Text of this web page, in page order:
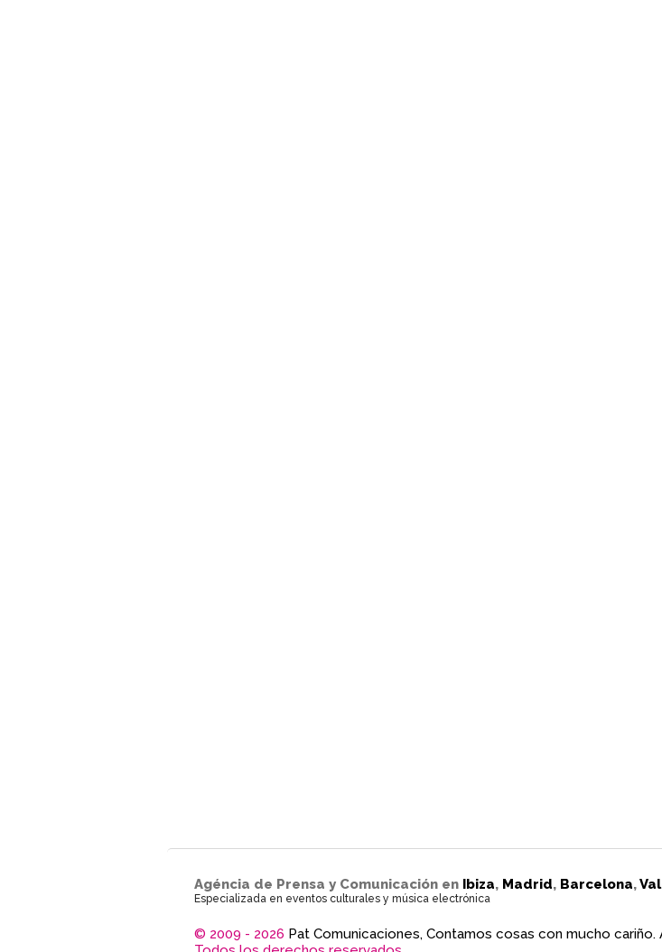
Agéncia de Prensa y Comunicación en Ibiza, Madrid, Barcelona,
Especializada en eventos culturales y música electrónica
© 2009 - 2026 Pat Comunicaciones, Contamos cosas con mucho cariño.